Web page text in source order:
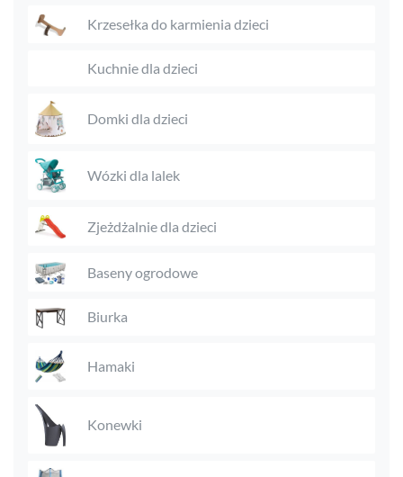
Krzesełka do karmienia dzieci
Kuchnie dla dzieci
Domki dla dzieci
Wózki dla lalek
Zjeżdżalnie dla dzieci
Baseny ogrodowe
Biurka
Hamaki
Konewki